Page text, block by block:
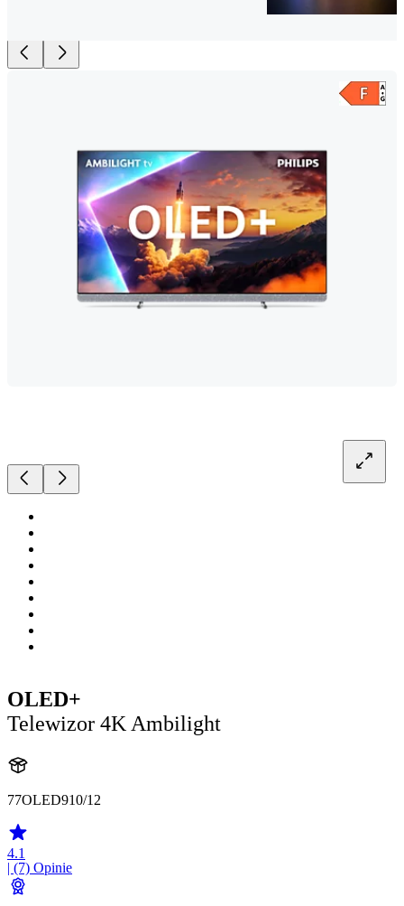
OLED+
Telewizor 4K Ambilight
77OLED910/12
4.1
| (7) Opinie